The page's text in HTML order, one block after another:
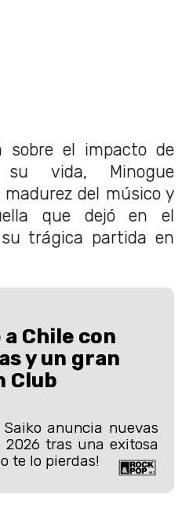
sobre el impacto de
vida, Minogue
del músico y
que dejó en el
trágica partida en
Chile con
y un gran
Club
anuncia nuevas
2026 tras una exitosa
te lo pierdas!